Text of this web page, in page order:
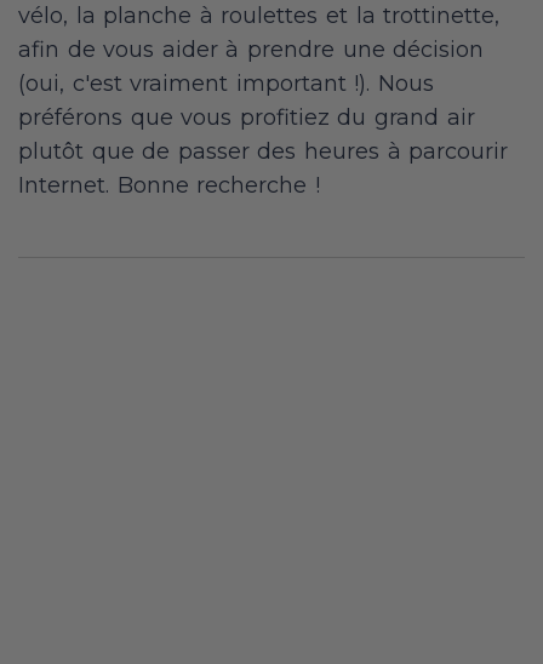
vélo, la planche à roulettes et la trottinette,
afin de vous aider à prendre une décision
(oui, c'est vraiment important !). Nous
préférons que vous profitiez du grand air
plutôt que de passer des heures à parcourir
Internet. Bonne recherche !